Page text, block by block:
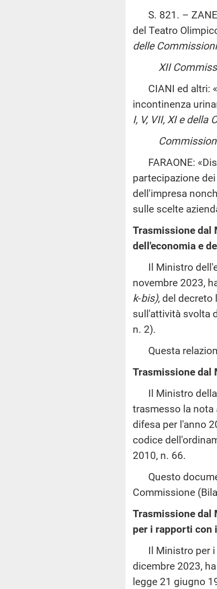
S. 821. –
del Teatro
delle
XII
CIANI ed altri:
incontinenza
I, V, VII, XI e
FARAONE:
partecipazione
dell'impresa
sulle scelte
Trasmissione dal
dell'economia e
Il Ministro
novembre 2023,
k-bis), del decreto
sull'attività svolta
n. 2).
Questa
Trasmissione dal
Il Ministro della
trasmesso la
difesa per l'anno
codice
2010, n. 66.
Questo
Commissione
Trasmissione dal
per i rapporti con
Il Ministro per i
dicembre 2023,
legge 21 giugno